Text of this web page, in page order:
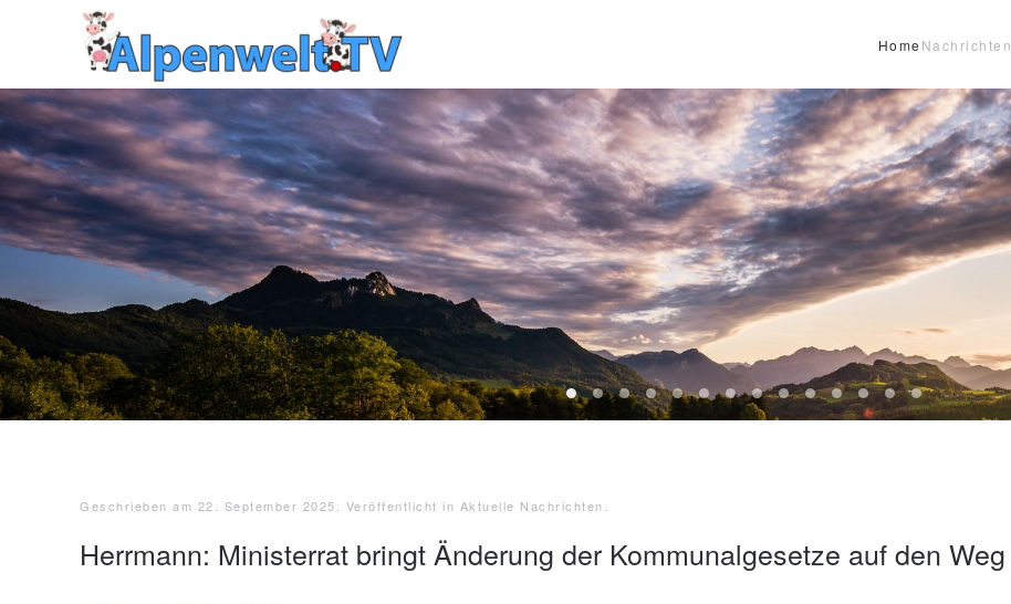
Zum Hauptinhalt springen Home Nachrichten
Header12
Header13
HeaderReiter13
Header01
Header02
Header03
Header04
Header05
Header06
Header07
Header08
Header09
Header10
Header11
Geschrieben am 22. September 2025 . Veröffentlicht in Aktuelle Nachrichten
Herrmann: Ministerrat bringt Änderung der Kommunalgesetze auf den Weg